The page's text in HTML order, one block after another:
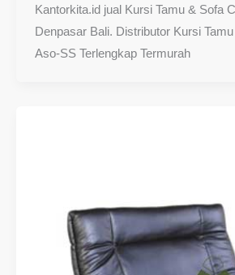
Kantorkita.id jual Kursi Tamu & Sofa
Denpasar Bali. Distributor Kursi
Aso-SS Terlengkap Termurah